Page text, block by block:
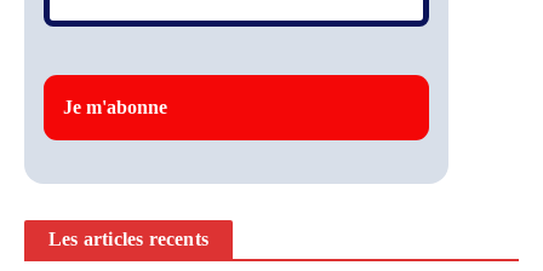
Les articles recents